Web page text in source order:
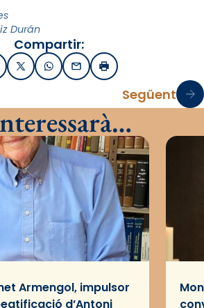
Durán
Compartir:
X / TwitterWhatsApp
EmailImprimir
Següent
Armengol, impulsor
d’Antoni